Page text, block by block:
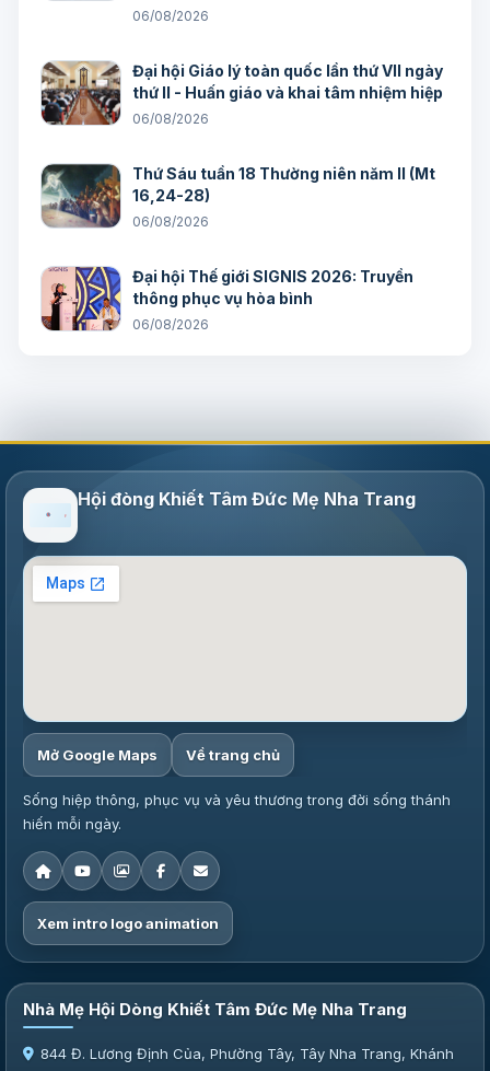
06/08/2026
Đại hội Giáo lý toàn quốc lần thứ VII ngày
thứ II - Huấn giáo và khai tâm nhiệm hiệp
06/08/2026
Thứ Sáu tuần 18 Thường niên năm II (Mt
16,24-28)
06/08/2026
Đại hội Thế giới SIGNIS 2026: Truyền
thông phục vụ hòa bình
06/08/2026
Hội đòng Khiết Tâm Đức Mẹ Nha Trang
Mở Google Maps Về trang chủ
Sống hiệp thông, phục vụ và yêu thương trong đời sống thánh
hiến mỗi ngày.
Xem intro logo animation
Nhà Mẹ Hội Dòng Khiết Tâm Đức Mẹ Nha Trang
844 Đ. Lương Định Của, Phường Tây, Tây Nha Trang, Khánh